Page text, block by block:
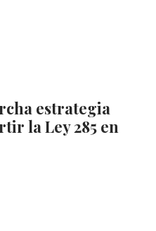
estrategia
la Ley 285 en